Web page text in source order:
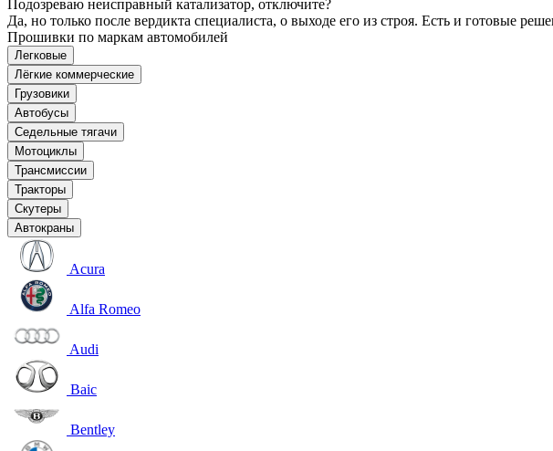
Подозреваю неисправный катализатор, отключите?
Да, но только после вердикта специалиста, о выходе его из строя. Есть и готовые
Прошивки по маркам автомобилей
Легковые
Лёгкие коммерческие
Грузовики
Автобусы
Седельные тягачи
Мотоциклы
Трансмиссии
Тракторы
Скутеры
Автокраны
Acura
Alfa Romeo
Audi
Baic
Bentley